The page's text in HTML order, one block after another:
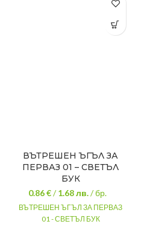
ВЪТРЕШЕН ЪГЪЛ ЗА
ПЕРВАЗ 01 – СВЕТЪЛ
БУК
0.86 €/1.68лв./ бр.
ВЪТРЕШЕН ЪГЪЛ ЗА ПЕРВАЗ
01 - СВЕТЪЛ БУК